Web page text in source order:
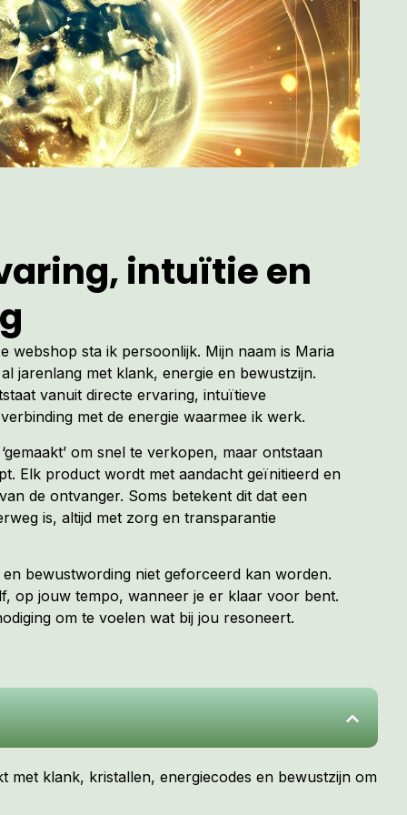
intuïtie en
webshop sta ik persoonlijk. Mijn naam is Maria
jarenlang met klank, energie en bewustzijn.
vanuit directe ervaring, intuïtieve
met de energie waarmee ik werk.
om snel te verkopen, maar ontstaan
Elk product wordt met aandacht geïnitieerd en
de ontvanger. Soms betekent dit dat een
is, altijd met zorg en transparantie
bewustwording niet geforceerd kan worden.
op jouw tempo, wanneer je er klaar voor bent.
om te voelen wat bij jou resoneert.
klank, kristallen, energiecodes en bewustzijn om